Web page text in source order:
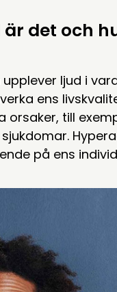
det och
ljud i
ens
orsaker, till
på ens